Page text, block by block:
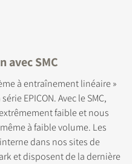
avec SMC
à entraînement linéaire »
EPICON. Avec le SMC,
faible et nous
à faible volume. Les
dans nos sites de
et disposent de la dernière